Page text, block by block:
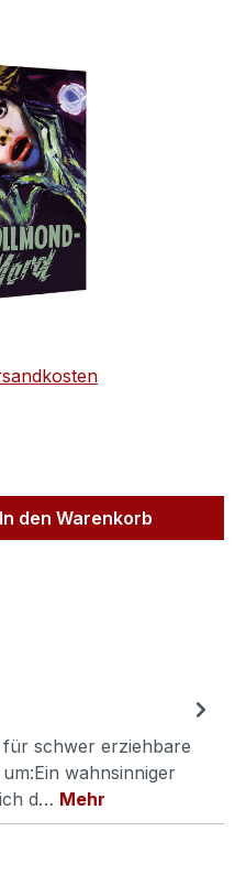
den
In den Warenkorb
schwer erziehbare
wahnsinniger
d… Mehr